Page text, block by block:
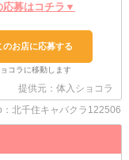
応募はコチラ▼
のお店に応募する
提供元：体入ショコラ
北千住キャバクラ122506